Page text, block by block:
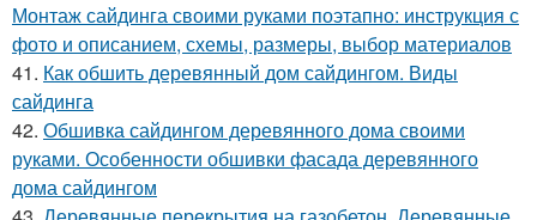
Монтаж сайдинга своими руками поэтапно: инструкция с
фото и описанием, схемы, размеры, выбор материалов
41. Как обшить деревянный дом сайдингом. Виды
сайдинга
42. Обшивка сайдингом деревянного дома своими
руками. Особенности обшивки фасада деревянного
дома сайдингом